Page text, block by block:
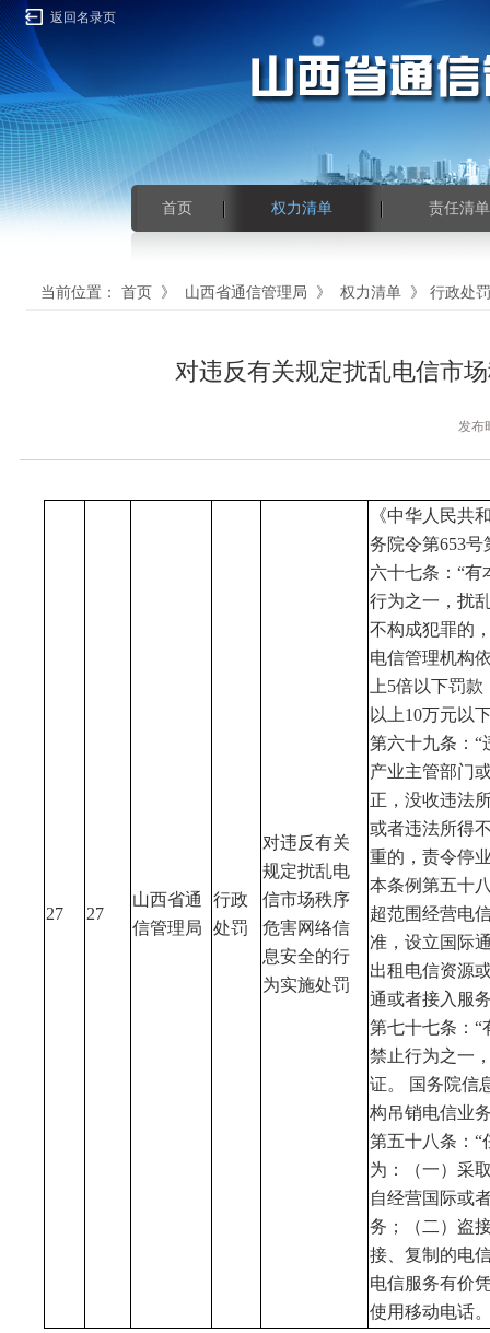
返回名录页
首页 权力清单 责任清单
当前位置： 首页 》 山西省通信管理局 》 权力清单 》 行政处罚
对违反有关规定扰乱电信市
发
27 27
山西省通
信管理局
行政
处罚
对违反有关
规定扰乱电
信市场秩序
危害网络信
息安全的行
为实施处罚
《中华人民共
务院令第653号
六十七条： “有
行为之一，扰
不构成犯罪的
电信管理机构
上5倍以下罚款
以上10万元以
第六十九条： “
产业主管部门
正，没收违法
或者违法所得
重的，责令停
本条例第五十
超范围经营电
准，设立国际
出租电信资源
通或者接入服
第七十七条： “
禁止行为之一
证。 国务院信
构吊销电信业
第五十八条： “
为：（一）采
自经营国际或
务；（二）盗
接、复制的电
电信服务有价
使用移动电话